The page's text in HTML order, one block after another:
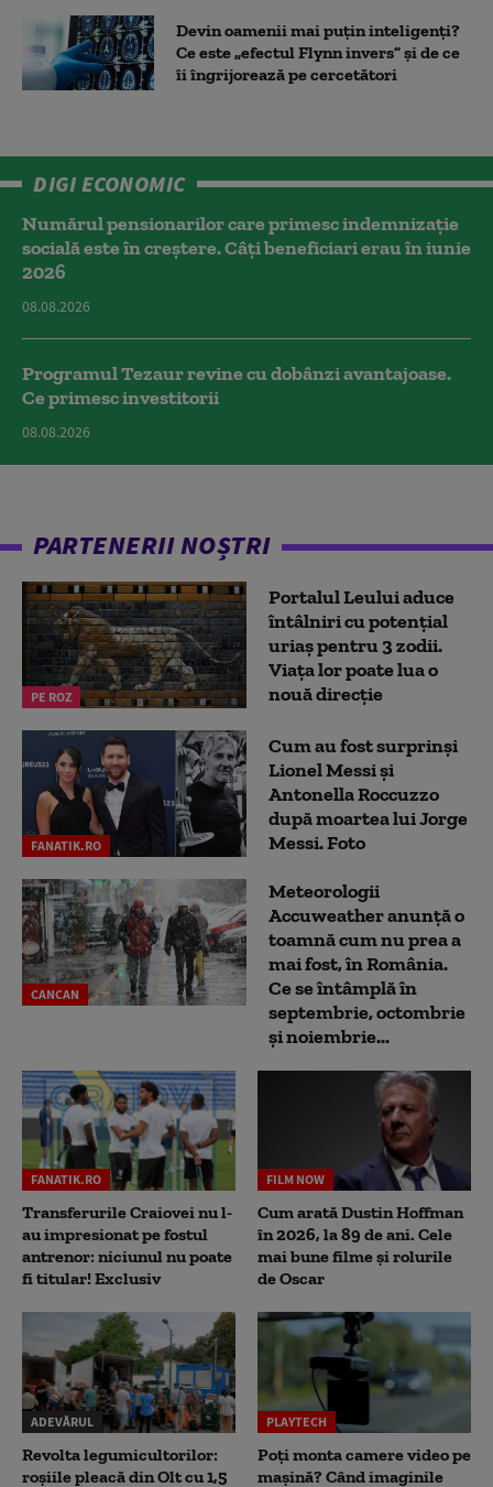
Devin oamenii mai puțin inteligenți?
Ce este „efectul Flynn invers” și de ce
îi îngrijorează pe cercetători
DIGI ECONOMIC
Numărul pensionarilor care primesc indemnizaţie
socială este în creștere. Câți beneficiari erau în iunie
2026
08.08.2026
Programul Tezaur revine cu dobânzi avantajoase.
Ce primesc investitorii
08.08.2026
PARTENERII NOȘTRI
PE ROZ
Portalul Leului aduce
întâlniri cu potențial
uriaș pentru 3 zodii.
Viața lor poate lua o
nouă direcție
FANATIK.RO
Cum au fost surprinși
Lionel Messi și
Antonella Roccuzzo
după moartea lui Jorge
Messi. Foto
CANCAN
Meteorologii
Accuweather anunță o
toamnă cum nu prea a
mai fost, în România.
Ce se întâmplă în
septembrie, octombrie
și noiembrie...
FANATIK.RO
Transferurile Craiovei nu l-
au impresionat pe fostul
antrenor: niciunul nu poate
fi titular! Exclusiv
FILM NOW
Cum arată Dustin Hoffman
în 2026, la 89 de ani. Cele
mai bune filme și rolurile
de Oscar
ADEVĂRUL
Revolta legumicultorilor:
roșiile pleacă din Olt cu 1,5
PLAYTECH
Poți monta camere video pe
mașină? Când imaginile